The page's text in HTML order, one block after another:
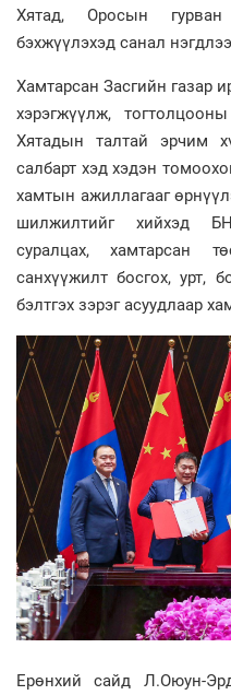
Хятад, Оросын
бэхжүүлэхэд санал
Хамтарсан Засгийн газар
хэрэгжүүлж,
Хятадын талтай эрчим
салбарт хэд хэдэн
хамтын ажиллагааг
шилжилтийг хийхэд
суралцах, хамтарсан
санхүүжилт босгох, урт,
бэлтгэх зэрэг асуудлаар
Ерөнхий сайд Л.Оюун-